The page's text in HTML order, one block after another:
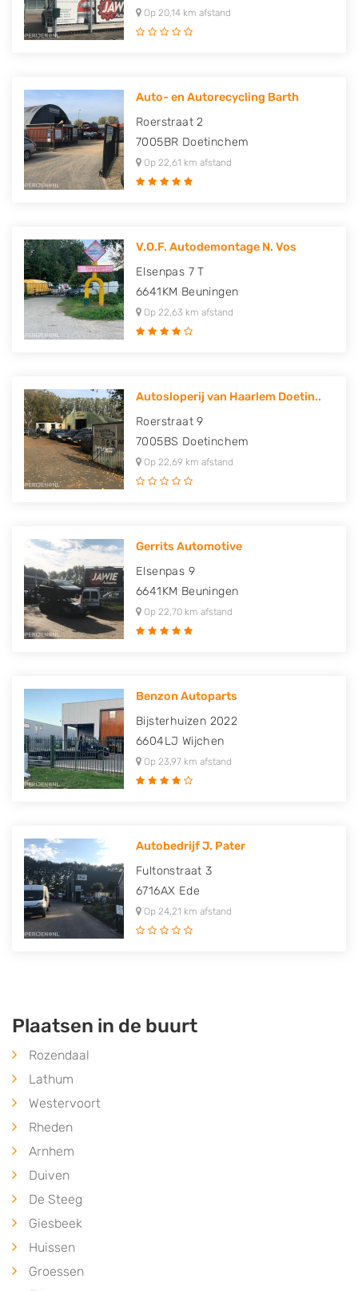
Op 20,14 km afstand
Auto- en Autorecycling Barth
Roerstraat 2
7005BR Doetinchem
Op 22,61 km afstand
V.O.F. Autodemontage N. Vos
Elsenpas 7 T
6641KM Beuningen
Op 22,63 km afstand
Autosloperij van Haarlem Doetin..
Roerstraat 9
7005BS Doetinchem
Op 22,69 km afstand
Gerrits Automotive
Elsenpas 9
6641KM Beuningen
Op 22,70 km afstand
Benzon Autoparts
Bijsterhuizen 2022
6604LJ Wijchen
Op 23,97 km afstand
Autobedrijf J. Pater
Fultonstraat 3
6716AX Ede
Op 24,21 km afstand
Plaatsen in de buurt
Rozendaal
Lathum
Westervoort
Rheden
Arnhem
Duiven
De Steeg
Giesbeek
Huissen
Groessen